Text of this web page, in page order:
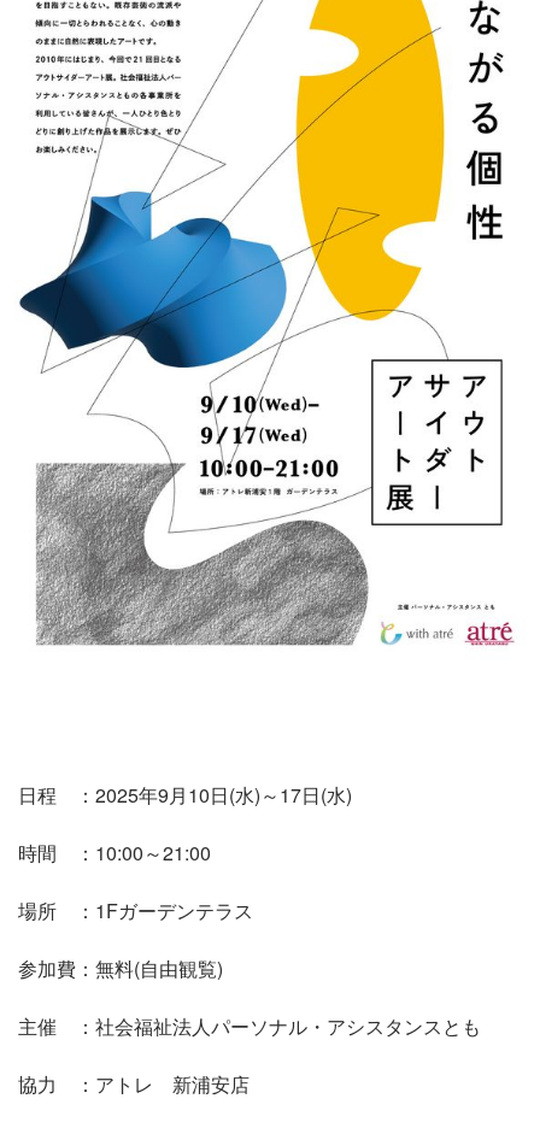
日程 ：2025年9月10日(水)～17日(水)
時間 ：10:00～21:00
場所 ：1Fガーデンテラス
参加費：無料(自由観覧)
主催 ：社会福祉法人パーソナル・アシスタンスとも
協力 ：アトレ 新浦安店